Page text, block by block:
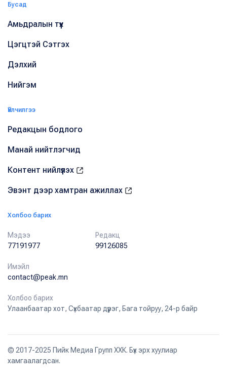
Бусад
Амьдралын түүх
Цэгцтэй Сэтгэх
Дэлхий
Нийгэм
Үйлчилгээ
Редакцын бодлого
Манай нийтлэгчид
Контент нийлүүлэх
Эвэнт дээр хамтран ажиллах
Холбоо барих
Мэдээ
77191977
Редакц
99126085
Имэйл
contact@peak.mn
Холбоо барих
Улаанбаатар хот, Сүхбаатар дүүрэг, Бага тойруу, 24-р байр
© 2017-2025 Пийк Медиа Групп ХХК. Бүх эрх хуулиар
хамгаалагдсан.